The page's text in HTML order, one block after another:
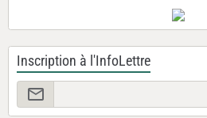
Inscription à l'InfoLettre